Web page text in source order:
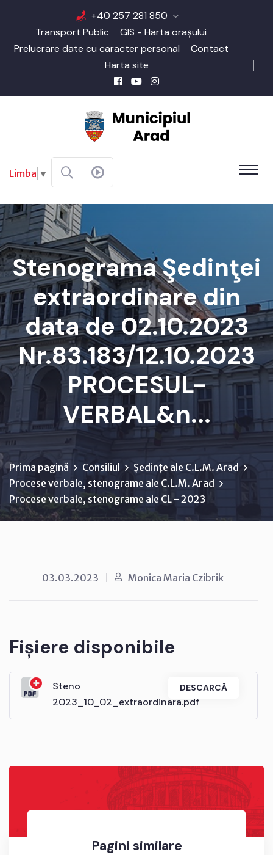
+40 257 281 850
Transport Public
GIS - Harta orașului
Prelucrare date cu caracter personal
Contact
Harta site
Limba ▼
Stenograma Şedinţei
extraordinare din
data de 02.10.2023
Nr.83.183/12.10.2023
PROCESUL-
VERBAL&n...
Prima pagină Consiliul
Ședințe ale C.L.M. Arad
Procese verbale, stenograme ale C.L.M. Arad
Procese verbale, stenograme ale CL - 2023
Pagini similare
03.03.2023 Monica Maria Czibrik
Fișiere disponibile
Steno
2023_10_02_extraordinara.pdf
DESCARCĂ